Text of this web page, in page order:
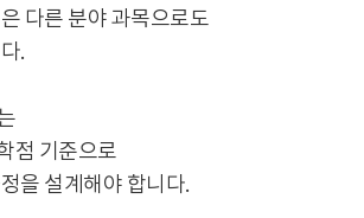
다른 분야 과목으로도
.
점 기준으로
을 설계해야 합니다.